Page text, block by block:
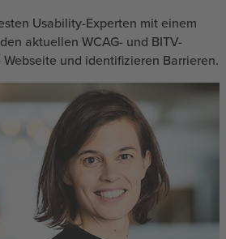
Usability-Experten mit einem
aktuellen WCAG- und BITV-
und identifizieren Barrieren.